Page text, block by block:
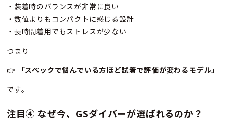
・装着時のバランスが非常に良い
・数値よりもコンパクトに感じる設計
・長時間着用でもストレスが少ない
つまり
👉
「スペックで悩んでいる方ほど試着で評価が変わるモデル」
です。
注目④ なぜ今、GSダイバーが選ばれるのか？